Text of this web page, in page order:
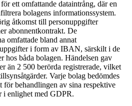
ett omfattande dataintrång, där en
bolagens informationssystem.
åtkomst till personuppgifter
abonnentkontrakt. De
omfattade bland annat
i form av IBAN, särskilt i de
båda bolagen. Händelsen gav
än 2 500 berörda registrerade, vilket
Varje bolag bedömdes
för behandlingen av sina respektive
i enlighet med GDPR.